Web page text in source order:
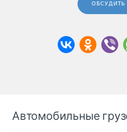
ОБСУДИТЬ
Автомобильные